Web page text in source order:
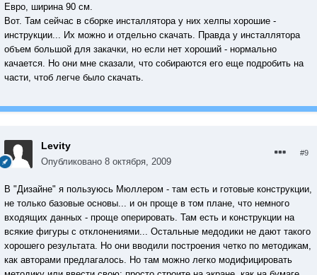
Евро, ширина 90 см.
Вот. Там сейчас в сборке инсталлятора у них хелпы хорошие -
инструкции... Их можно и отдельно скачать. Правда у инсталлятора
объем большой для закачки, но если нет хороший - нормально
качается. Но они мне сказали, что собираются его еще подробить на
части, чтоб легче было скачать.
Levity
Опубликовано 8 октября, 2009
#9
В "Дизайне" я пользуюсь Мюллером - там есть и готовые конструкции,
не только базовые основы... и он проще в том плане, что немного
входящих данных - проще оперировать. Там есть и конструкции на
всякие фигуры с отклонениями... Остальные медодики не дают такого
хорошего результата. Но они вводили построения четко по методикам,
как авторами предлагалось. Но там можно легко модифицировать